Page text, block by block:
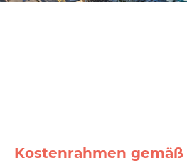
Kostenrahmen gemäß